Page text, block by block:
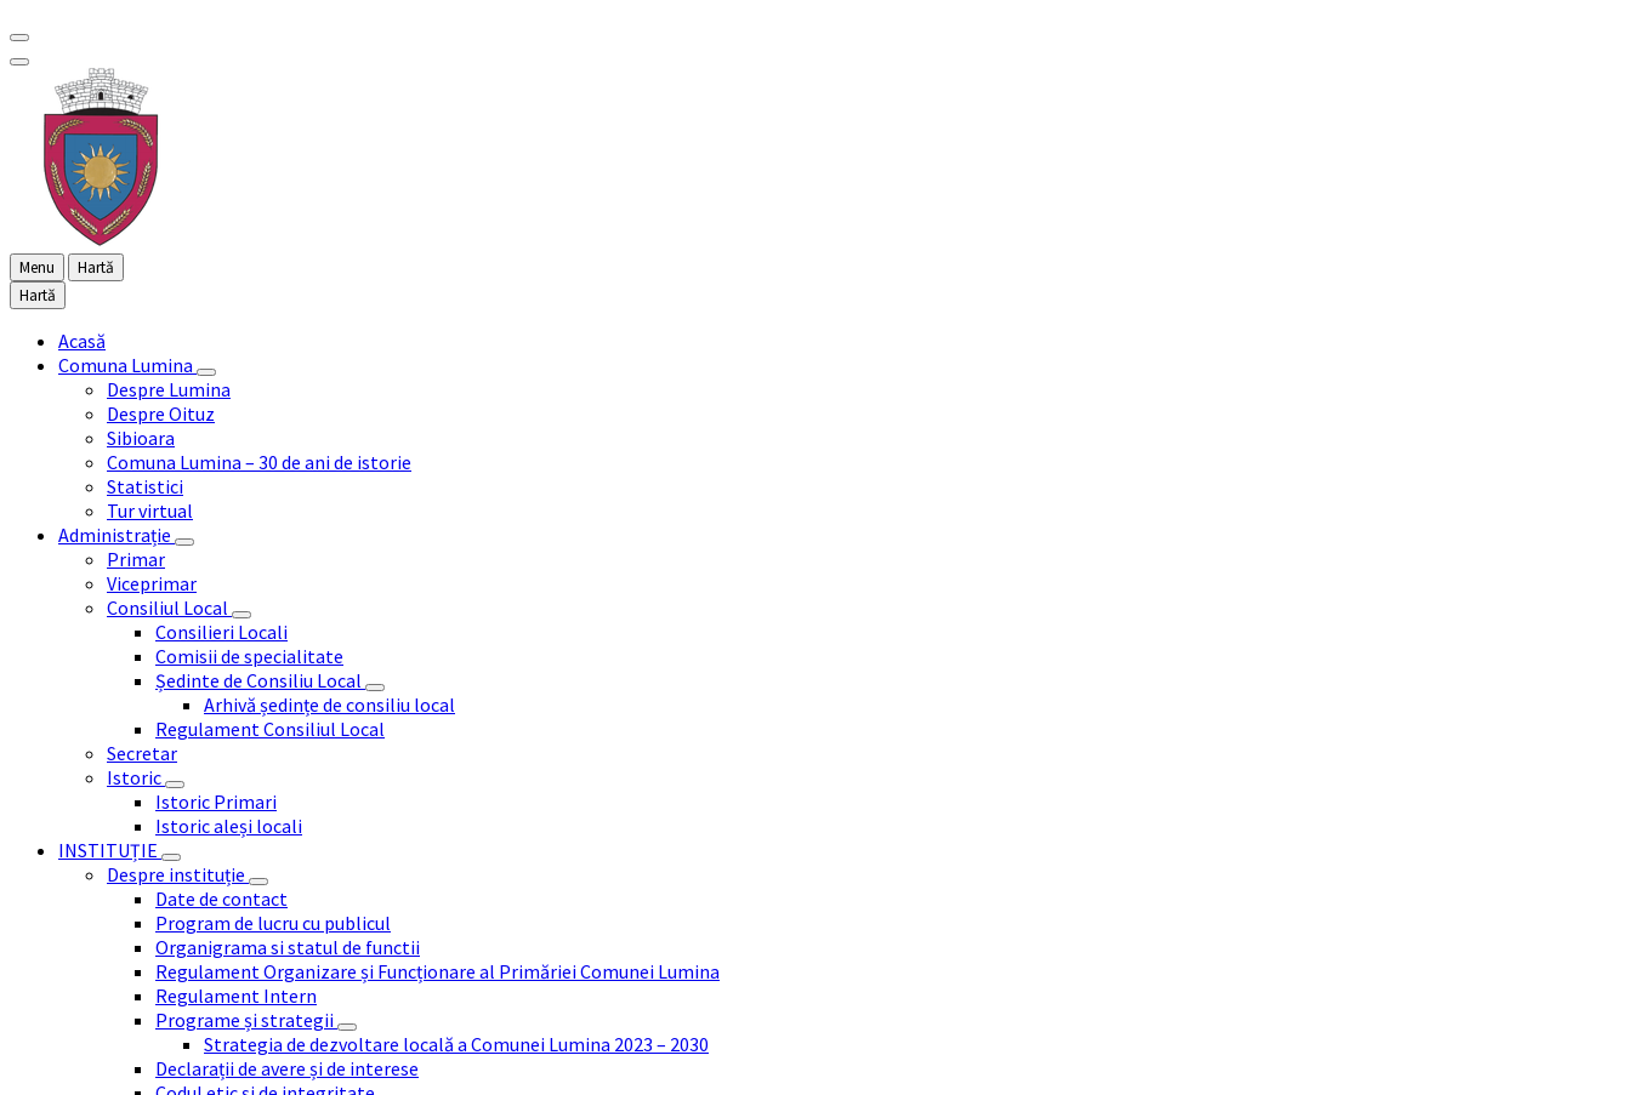
Menu
Hartă
Hartă
Acasă
Comuna Lumina
Despre Lumina
Despre Oituz
Sibioara
Comuna Lumina – 30 de ani de istorie
Statistici
Tur virtual
Administrație
Primar
Viceprimar
Consiliul Local
Consilieri Locali
Comisii de specialitate
Ședinte de Consiliu Local
Arhivă ședințe de consiliu local
Regulament Consiliul Local
Secretar
Istoric
Istoric Primari
Istoric aleși locali
INSTITUȚIE
Despre instituție
Date de contact
Program de lucru cu publicul
Organigrama si statul de functii
Regulament Organizare și Funcționare al Primăriei Comunei Lumina
Regulament Intern
Programe și strategii
Strategia de dezvoltare locală a Comunei Lumina 2023 – 2030
Declarații de avere și de interese